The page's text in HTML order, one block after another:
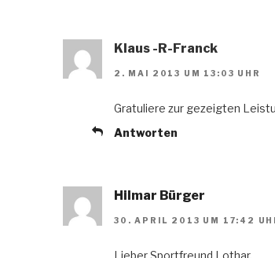
Klaus -R-Franck
2. MAI 2013 UM 13:03 UHR
Gratuliere zur gezeigten
Antworten
Hilmar Bürger
30. APRIL 2013 UM 17:42
Lieber Sportfreund Lothar,